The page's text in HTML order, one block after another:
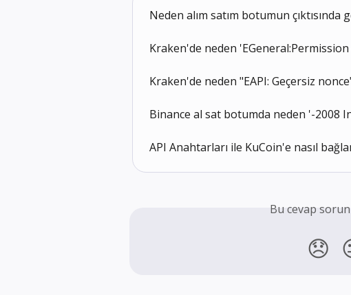
Neden alım satım botumun
Kraken'de neden
Kraken'de neden "EAPI: Geçersiz
Binance al sat botumda neden '-2008
API Anahtarları ile KuCoin'e nasıl
Bu cevap
😞